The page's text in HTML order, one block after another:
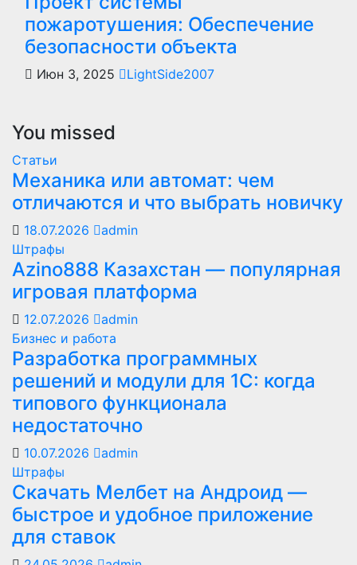
пожаротушения: Обеспечение
безопасности объекта
Июн 3, 2025 LightSide2007
You missed
Статьи
Механика или автомат: чем
отличаются и что выбрать новичку
18.07.2026
admin
Штрафы
Azino888 Казахстан — популярная
игровая платформа
12.07.2026
admin
Бизнес и работа
Разработка программных
решений и модули для 1С: когда
типового функционала
недостаточно
10.07.2026
admin
Штрафы
Скачать Мелбет на Андроид —
быстрое и удобное приложение
для ставок